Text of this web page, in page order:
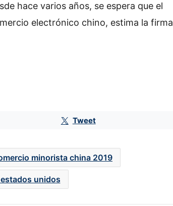
hace varios años, se espera que el
electrónico chino, estima la firma
Tweet
minorista china 2019
unidos
con su regreso al 5G
Gemini vs ChatGPT: la IA de Google